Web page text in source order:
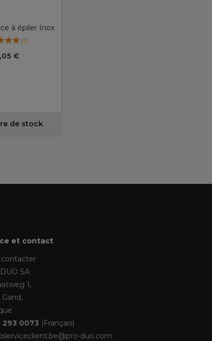
à épiler Inox
(3)
€
de stock
et contact
contacter
SA
1,
293 0073 (Français)
serviceclient.be@pro-duo.com